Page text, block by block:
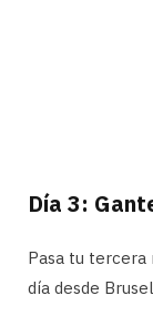
Día 3:
Pasa tu tercera
día desde